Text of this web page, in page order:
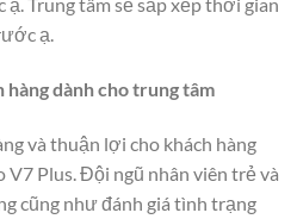
ạ.
hàng dành cho trung tâm
và thuận lợi cho khách hàng
Plus. Đội ngũ nhân viên trẻ và
cũng như đánh giá tình trạng